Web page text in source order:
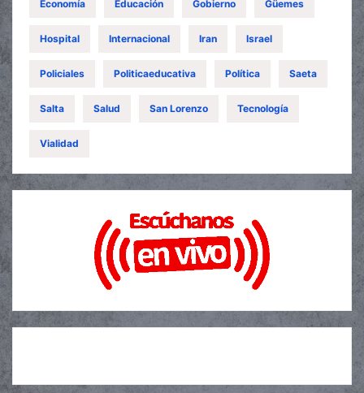
Economía Educación Gobierno Güemes
Hospital Internacional Iran Israel
Policiales Politicaeducativa Política Saeta
Salta Salud San Lorenzo Tecnología
Vialidad